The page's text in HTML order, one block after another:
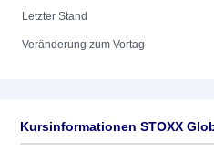
Letzter Stand
Veränderung zum Vortag
Kursinformationen STOXX